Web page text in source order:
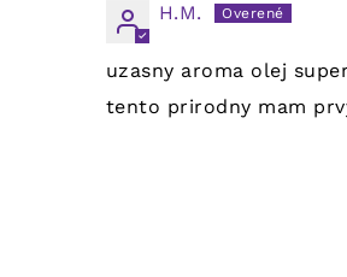
H.M.
uzasny aroma olej
tento prirodny mam